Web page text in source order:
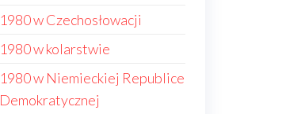
1980 w Czechosłowacji
1980 w kolarstwie
1980 w Niemieckiej Republice
Demokratycznej